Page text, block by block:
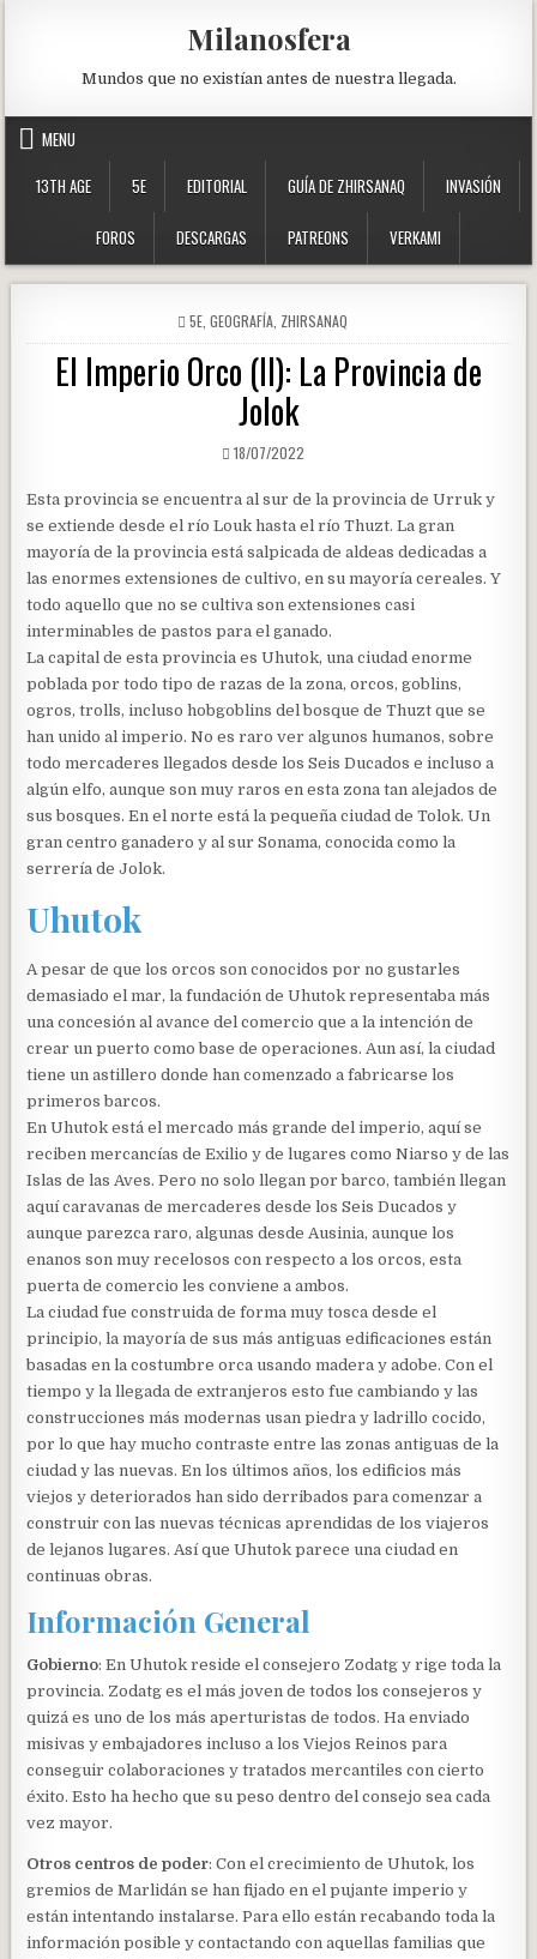
Milanosfera
Mundos que no existían antes de nuestra llegada.
MENU
13TH AGE
5E EDITORIAL GUÍA DE ZHIRSANAQ INVASIÓN
FOROS DESCARGAS PATREONS VERKAMI
POSTED
IN
5E GEOGRAFÍA ZHIRSANAQ
El Imperio Orco (II): La Provincia de
Jolok
PUBLISHED
18/07/2022
Esta provincia se encuentra al sur de la provincia de Urruk y
se extiende desde el río Louk hasta el río Thuzt. La gran
mayoría de la provincia está salpicada de aldeas dedicadas a
las enormes extensiones de cultivo, en su mayoría cereales. Y
todo aquello que no se cultiva son extensiones casi
interminables de pastos para el ganado.
La capital de esta provincia es Uhutok, una ciudad enorme
poblada por todo tipo de razas de la zona, orcos, goblins,
ogros, trolls, incluso hobgoblins del bosque de Thuzt que se
han unido al imperio. No es raro ver algunos humanos, sobre
todo mercaderes llegados desde los Seis Ducados e incluso a
algún elfo, aunque son muy raros en esta zona tan alejados de
sus bosques. En el norte está la pequeña ciudad de Tolok. Un
gran centro ganadero y al sur Sonama, conocida como la
serrería de Jolok.
Uhutok
A pesar de que los orcos son conocidos por no gustarles
demasiado el mar, la fundación de Uhutok representaba más
una concesión al avance del comercio que a la intención de
crear un puerto como base de operaciones. Aun así, la ciudad
tiene un astillero donde han comenzado a fabricarse los
primeros barcos.
En Uhutok está el mercado más grande del imperio, aquí se
reciben mercancías de Exilio y de lugares como Niarso y de las
Islas de las Aves. Pero no solo llegan por barco, también llegan
aquí caravanas de mercaderes desde los Seis Ducados y
aunque parezca raro, algunas desde Ausinia, aunque los
enanos son muy recelosos con respecto a los orcos, esta
puerta de comercio les conviene a ambos.
La ciudad fue construida de forma muy tosca desde el
principio, la mayoría de sus más antiguas edificaciones están
basadas en la costumbre orca usando madera y adobe. Con el
tiempo y la llegada de extranjeros esto fue cambiando y las
construcciones más modernas usan piedra y ladrillo cocido,
por lo que hay mucho contraste entre las zonas antiguas de la
ciudad y las nuevas. En los últimos años, los edificios más
viejos y deteriorados han sido derribados para comenzar a
construir con las nuevas técnicas aprendidas de los viajeros
de lejanos lugares. Así que Uhutok parece una ciudad en
continuas obras.
Información General
Gobierno: En Uhutok reside el consejero Zodatg y rige toda la
provincia. Zodatg es el más joven de todos los consejeros y
quizá es uno de los más aperturistas de todos. Ha enviado
misivas y embajadores incluso a los Viejos Reinos para
conseguir colaboraciones y tratados mercantiles con cierto
éxito. Esto ha hecho que su peso dentro del consejo sea cada
vez mayor.
Otros centros de poder: Con el crecimiento de Uhutok, los
gremios de Marlidán se han fijado en el pujante imperio y
están intentando instalarse. Para ello están recabando toda la
información posible y contactando con aquellas familias que